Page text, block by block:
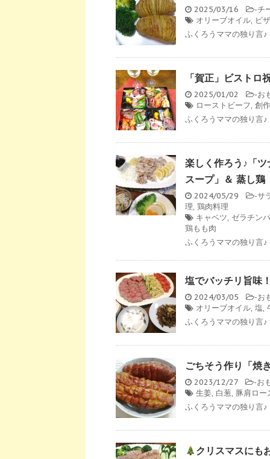
2025/03/16 -チ
オリーブオイル, ピ
ふくろうママの独り言
「賀正」ビストロ
2025/01/02 -お
ローストビーフ, 創
ふくろうママの独り言
楽しく作ろう♪「
スープ」＆ 蒸し鶏
2024/05/29 -サ
理, 鶏肉料理
キャベツ, ゼラチン
鶏もも肉
ふくろうママの独り言
塩でバッチリ旨味
2024/03/05 -お
オリーブオイル, 塩,
ふくろうママの独り言
ごちそう作り「焼
2023/12/27 -お
生姜, 白葱, 豚肩ロー
ふくろうママの独り言
クリスマスにも